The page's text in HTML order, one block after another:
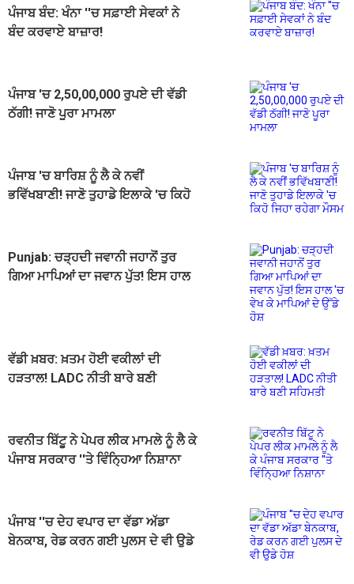
ਪੰਜਾਬ ਬੰਦ: ਖੰਨਾ ''ਚ ਸਫ਼ਾਈ ਸੇਵਕਾਂ ਨੇ
ਬੰਦ ਕਰਵਾਏ ਬਾਜ਼ਾਰ!
ਪੰਜਾਬ 'ਚ 2,50,00,000 ਰੁਪਏ ਦੀ ਵੱਡੀ
ਠੱਗੀ! ਜਾਣੋ ਪੂਰਾ ਮਾਮਲਾ
ਪੰਜਾਬ 'ਚ ਬਾਰਿਸ਼ ਨੂੰ ਲੈ ਕੇ ਨਵੀਂ
ਭਵਿੱਖਬਾਣੀ! ਜਾਣੋ ਤੁਹਾਡੇ ਇਲਾਕੇ 'ਚ ਕਿਹੋ
Punjab: ਚੜ੍ਹਦੀ ਜਵਾਨੀ ਜਹਾਨੋਂ ਤੁਰ
ਗਿਆ ਮਾਪਿਆਂ ਦਾ ਜਵਾਨ ਪੁੱਤ! ਇਸ ਹਾਲ
ਵੱਡੀ ਖ਼ਬਰ: ਖ਼ਤਮ ਹੋਈ ਵਕੀਲਾਂ ਦੀ
ਹੜਤਾਲ! LADC ਨੀਤੀ ਬਾਰੇ ਬਣੀ
ਰਵਨੀਤ ਬਿੱਟੂ ਨੇ ਪੇਪਰ ਲੀਕ ਮਾਮਲੇ ਨੂੰ ਲੈ ਕੇ
ਪੰਜਾਬ ਸਰਕਾਰ ''ਤੇ ਵਿੰਨ੍ਹਿਆ ਨਿਸ਼ਾਨਾ
ਪੰਜਾਬ ''ਚ ਦੇਹ ਵਪਾਰ ਦਾ ਵੱਡਾ ਅੱਡਾ
ਬੇਨਕਾਬ, ਰੇਡ ਕਰਨ ਗਈ ਪੁਲਸ ਦੇ ਵੀ ਉਡੇ